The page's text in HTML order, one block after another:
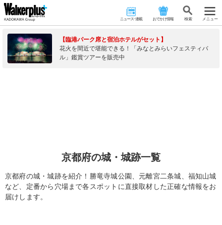
ニュース･連載 おでかけ情報 検 索 メニュー
【臨港パーク席と宿泊ホテルがセット】
花火を間近で堪能できる！「みなとみらいフェスティバ
ル」鑑賞ツアーを販売中
京都府の城・城跡一覧
京都府の城・城跡を紹介！勝竜寺城公園、元離宮二条城、福知山城
など、定番から穴場まで各スポットに直接取材した正確な情報をお
届けします。